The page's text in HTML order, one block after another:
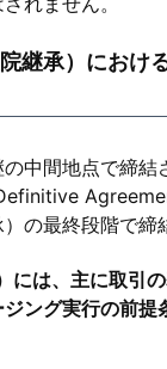
継承）におけ
中間地点で締結
の最終段階で締
には、主に取引
ング実行の前提